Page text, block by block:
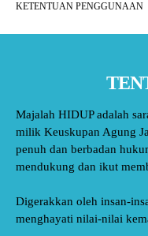
KETENTUAN PENGGUNAAN
Majalah HIDUP adalah
milik Keuskupan Agung
penuh dan berbadan
mendukung dan ikut
Digerakkan oleh insan-
menghayati nilai-nilai